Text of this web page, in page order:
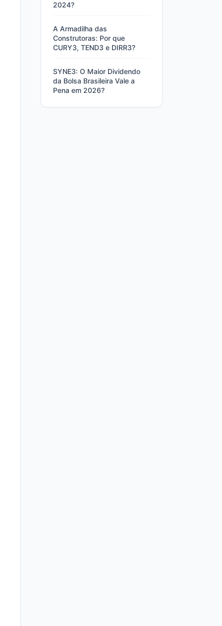
2024?
A Armadilha das
Construtoras: Por que
CURY3, TEND3 e DIRR3?
SYNE3: O Maior Dividendo
da Bolsa Brasileira Vale a
Pena em 2026?